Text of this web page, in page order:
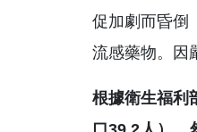
促加劇而昏倒
流感藥物。因
根據衛生福利